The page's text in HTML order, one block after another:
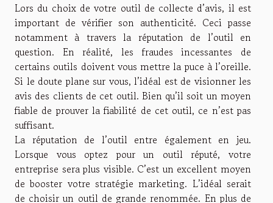
Lors du choix de votre outil de collecte d’avis, il est
important de vérifier son authenticité. Ceci passe
notamment à travers la réputation de l’outil en
question. En réalité, les fraudes incessantes de
certains outils doivent vous mettre la puce à l’oreille.
Si le doute plane sur vous, l’idéal est de visionner les
avis des clients de cet outil. Bien qu’il soit un moyen
fiable de prouver la fiabilité de cet outil, ce n’est pas
suffisant.
La réputation de l’outil entre également en jeu.
Lorsque vous optez pour un outil réputé, votre
entreprise sera plus visible. C’est un excellent moyen
de booster votre stratégie marketing. L’idéal serait
de choisir un outil de grande renommée. En plus de